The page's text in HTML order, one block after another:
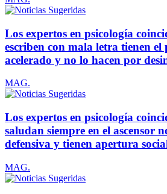
Los expertos en psicología
escriben con mala letra tienen el
acelerado y no lo hacen por
MAG.
Los expertos en psicología
saludan siempre en el ascensor
defensiva y tienen apertura
MAG.